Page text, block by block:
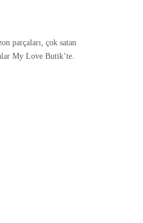
parçaları, çok satan
My Love Butik’te.